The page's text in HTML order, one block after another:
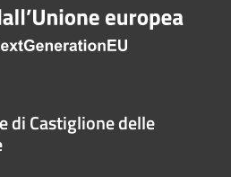
di Castiglione delle